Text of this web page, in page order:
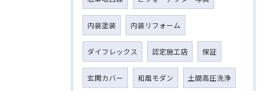
内装塗装 内装リフォーム
ダイフレックス 認定施工店 保証
玄関カバー 和風モダン 土間高圧洗浄